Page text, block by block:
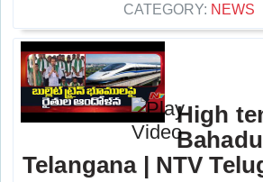
CATEGORY: NEWS
High
Telangana | NTV